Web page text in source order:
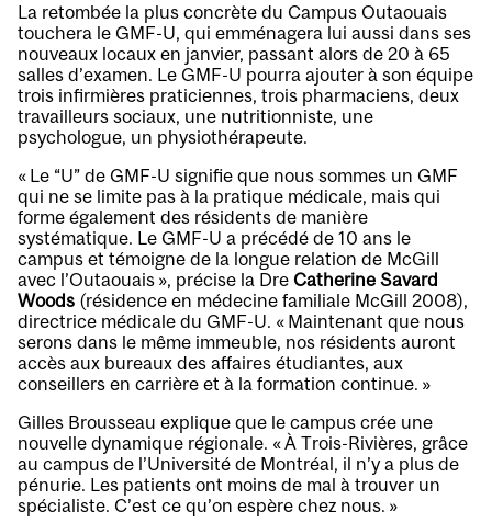
La retombée la plus concrète du Campus Outaouais
touchera le GMF-U, qui emménagera lui aussi dans ses
nouveaux locaux en janvier, passant alors de 20 à 65
salles d’examen. Le GMF-U pourra ajouter à son équipe
trois infirmières praticiennes, trois pharmaciens, deux
travailleurs sociaux, une nutritionniste, une
psychologue, un physiothérapeute.
« Le “U” de GMF-U signifie que nous sommes un GMF
qui ne se limite pas à la pratique médicale, mais qui
forme également des résidents de manière
systématique. Le GMF-U a précédé de 10 ans le
campus et témoigne de la longue relation de McGill
avec l’Outaouais », précise la Dre Catherine Savard
Woods (résidence en médecine familiale McGill 2008),
directrice médicale du GMF-U. « Maintenant que nous
serons dans le même immeuble, nos résidents auront
accès aux bureaux des affaires étudiantes, aux
conseillers en carrière et à la formation continue. »
Gilles Brousseau explique que le campus crée une
nouvelle dynamique régionale. « À Trois-Rivières, grâce
au campus de l’Université de Montréal, il n’y a plus de
pénurie. Les patients ont moins de mal à trouver un
spécialiste. C’est ce qu’on espère chez nous. »